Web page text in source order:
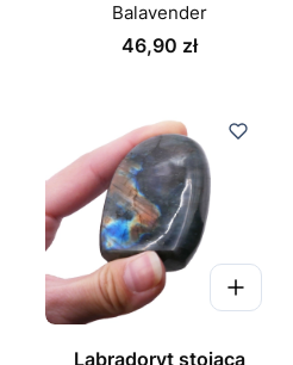
Balavender
Cena
46,90 zł
Labradoryt stojąca